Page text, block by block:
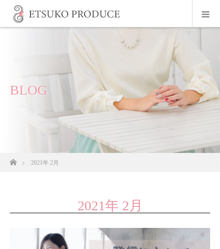
BLOG
ホーム2021年 2月
2021年 2月